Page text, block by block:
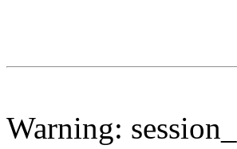
Warning: